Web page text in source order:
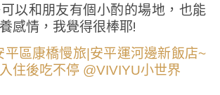
以和朋友有個小酌的場地，也能
感情，我覺得很棒耶!